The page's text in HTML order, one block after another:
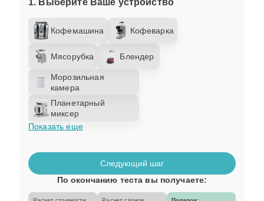
1. Выберите Ваше устройство
Кофемашина Кофеварка
Мясорубка Блендер
Морозильная
камера
Планетарный
миксер
Показать еще
Следующий шаг
По окончанию теста вы получаете: